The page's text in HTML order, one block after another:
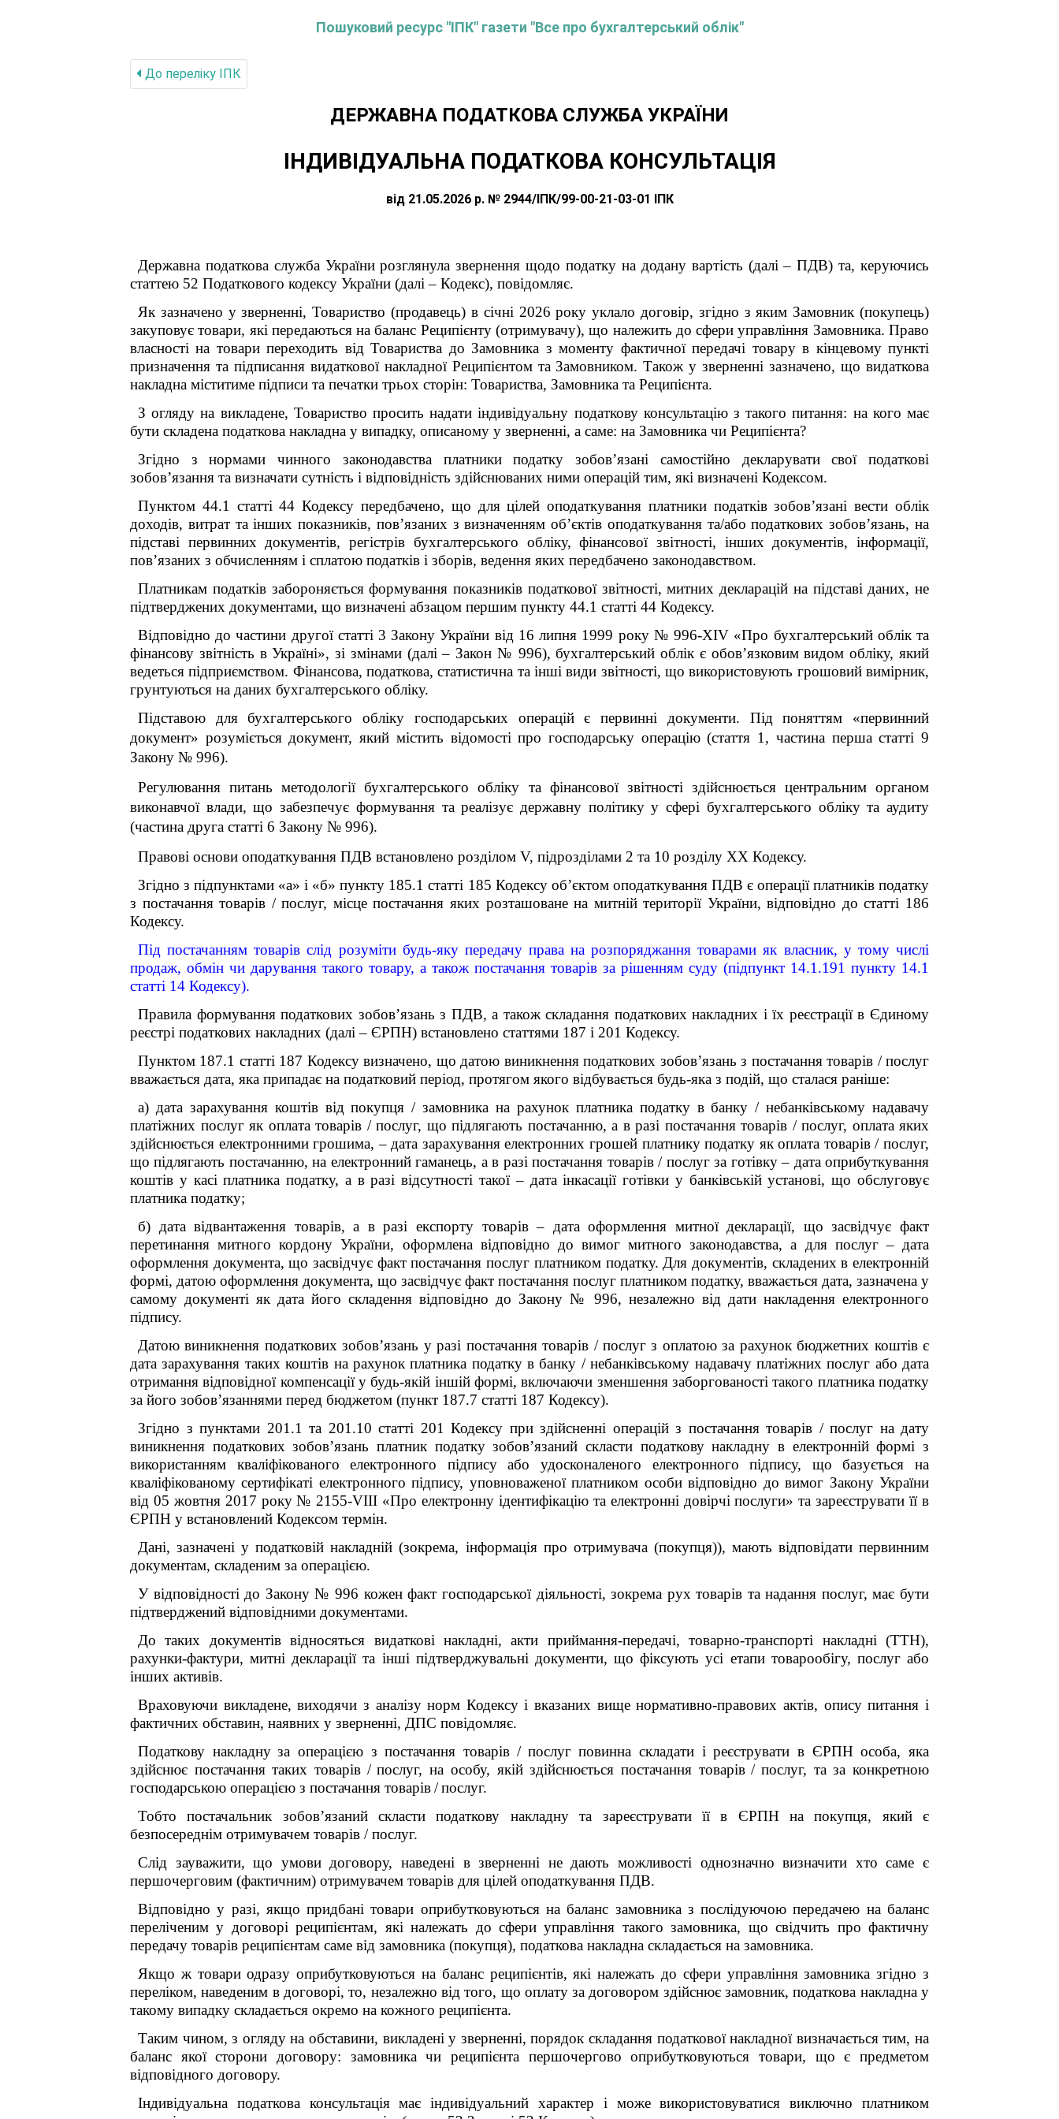
Пошуковий ресурс "ІПК" газети "Все про бухгалтерський облік"
До переліку IПК
ДЕРЖАВНА ПОДАТКОВА СЛУЖБА УКРАЇНИ
ІНДИВІДУАЛЬНА ПОДАТКОВА КОНСУЛЬТАЦІЯ
від 21.05.2026 р. № 2944/ІПК/99-00-21-03-01 ІПК
Державна податкова служба України розглянула звернення щодо податку на додану вартість (далі – ПДВ) та, керуючись
статтею 52 Податкового кодексу України (далі – Кодекс), повідомляє.
Як зазначено у зверненні, Товариство (продавець) в січні 2026 року уклало договір, згідно з яким Замовник (покупець)
закуповує товари, які передаються на баланс Реципієнту (отримувачу), що належить до сфери управління Замовника. Право
власності на товари переходить від Товариства до Замовника з моменту фактичної передачі товару в кінцевому пункті
призначення та підписання видаткової накладної Реципієнтом та Замовником. Також у зверненні зазначено, що видаткова
накладна міститиме підписи та печатки трьох сторін: Товариства, Замовника та Реципієнта.
З огляду на викладене, Товариство просить надати індивідуальну податкову консультацію з такого питання: на кого має
бути складена податкова накладна у випадку, описаному у зверненні, а саме: на Замовника чи Реципієнта?
Згідно з нормами чинного законодавства платники податку зобов’язані самостійно декларувати свої податкові
зобов’язання та визначати сутність і відповідність здійснюваних ними операцій тим, які визначені Кодексом.
Пунктом 44.1 статті 44 Кодексу передбачено, що для цілей оподаткування платники податків зобов’язані вести облік
доходів, витрат та інших показників, пов’язаних з визначенням об’єктів оподаткування та/або податкових зобов’язань, на
підставі первинних документів, регістрів бухгалтерського обліку, фінансової звітності, інших документів, інформації,
пов’язаних з обчисленням і сплатою податків і зборів, ведення яких передбачено законодавством.
Платникам податків забороняється формування показників податкової звітності, митних декларацій на підставі даних, не
підтверджених документами, що визначені абзацом першим пункту 44.1 статті 44 Кодексу.
Відповідно до частини другої статті 3 Закону України від 16 липня 1999 року № 996-XIV «Про бухгалтерський облік та
фінансову звітність в Україні», зі змінами (далі – Закон № 996), бухгалтерський облік є обов’язковим видом обліку, який
ведеться підприємством. Фінансова, податкова, статистична та інші види звітності, що використовують грошовий вимірник,
грунтуються на даних бухгалтерського обліку.
Підставою для бухгалтерського обліку господарських операцій є первинні документи. Під поняттям «первинний
документ» розуміється документ, який містить відомості про господарську операцію (стаття 1, частина перша статті 9
Закону № 996).
Регулювання питань методології бухгалтерського обліку та фінансової звітності здійснюється центральним органом
виконавчої влади, що забезпечує формування та реалізує державну політику у сфері бухгалтерського обліку та аудиту
(частина друга статті 6 Закону № 996).
Правові основи оподаткування ПДВ встановлено розділом V, підрозділами 2 та 10 розділу XX Кодексу.
Згідно з підпунктами «а» і «б» пункту 185.1 статті 185 Кодексу об’єктом оподаткування ПДВ є операції платників податку
з постачання товарів / послуг, місце постачання яких розташоване на митній території України, відповідно до статті 186
Кодексу.
Під постачанням товарів слід розуміти будь-яку передачу права на розпоряджання товарами як власник, у тому числі
продаж, обмін чи дарування такого товару, а також постачання товарів за рішенням суду (підпункт 14.1.191 пункту 14.1
статті 14 Кодексу).
Правила формування податкових зобов’язань з ПДВ, а також складання податкових накладних і їх реєстрації в Єдиному
реєстрі податкових накладних (далі – ЄРПН) встановлено статтями 187 і 201 Кодексу.
Пунктом 187.1 статті 187 Кодексу визначено, що датою виникнення податкових зобов’язань з постачання товарів / послуг
вважається дата, яка припадає на податковий період, протягом якого відбувається будь-яка з подій, що сталася раніше:
а) дата зарахування коштів від покупця / замовника на рахунок платника податку в банку / небанківському надавачу
платіжних послуг як оплата товарів / послуг, що підлягають постачанню, а в разі постачання товарів / послуг, оплата яких
здійснюється електронними грошима, – дата зарахування електронних грошей платнику податку як оплата товарів / послуг,
що підлягають постачанню, на електронний гаманець, а в разі постачання товарів / послуг за готівку – дата оприбуткування
коштів у касі платника податку, а в разі відсутності такої – дата інкасації готівки у банківській установі, що обслуговує
платника податку;
б) дата відвантаження товарів, а в разі експорту товарів – дата оформлення митної декларації, що засвідчує факт
перетинання митного кордону України, оформлена відповідно до вимог митного законодавства, а для послуг – дата
оформлення документа, що засвідчує факт постачання послуг платником податку. Для документів, складених в електронній
формі, датою оформлення документа, що засвідчує факт постачання послуг платником податку, вважається дата, зазначена у
самому документі як дата його складення відповідно до Закону № 996, незалежно від дати накладення електронного
підпису.
Датою виникнення податкових зобов’язань у разі постачання товарів / послуг з оплатою за рахунок бюджетних коштів є
дата зарахування таких коштів на рахунок платника податку в банку / небанківському надавачу платіжних послуг або дата
отримання відповідної компенсації у будь-якій іншій формі, включаючи зменшення заборгованості такого платника податку
за його зобов’язаннями перед бюджетом (пункт 187.7 статті 187 Кодексу).
Згідно з пунктами 201.1 та 201.10 статті 201 Кодексу при здійсненні операцій з постачання товарів / послуг на дату
виникнення податкових зобов’язань платник податку зобов’язаний скласти податкову накладну в електронній формі з
використанням кваліфікованого електронного підпису або удосконаленого електронного підпису, що базується на
кваліфікованому сертифікаті електронного підпису, уповноваженої платником особи відповідно до вимог Закону України
від 05 жовтня 2017 року № 2155-VIII «Про електронну ідентифікацію та електронні довірчі послуги» та зареєструвати її в
ЄРПН у встановлений Кодексом термін.
Дані, зазначені у податковій накладній (зокрема, інформація про отримувача (покупця)), мають відповідати первинним
документам, складеним за операцією.
У відповідності до Закону № 996 кожен факт господарської діяльності, зокрема рух товарів та надання послуг, має бути
підтверджений відповідними документами.
До таких документів відносяться видаткові накладні, акти приймання-передачі, товарно-транспорті накладні (ТТН),
рахунки-фактури, митні декларації та інші підтверджувальні документи, що фіксують усі етапи товарообігу, послуг або
інших активів.
Враховуючи викладене, виходячи з аналізу норм Кодексу і вказаних вище нормативно-правових актів, опису питання і
фактичних обставин, наявних у зверненні, ДПС повідомляє.
Податкову накладну за операцією з постачання товарів / послуг повинна складати і реєструвати в ЄРПН особа, яка
здійснює постачання таких товарів / послуг, на особу, якій здійснюється постачання товарів / послуг, та за конкретною
господарською операцією з постачання товарів/послуг.
Тобто постачальник зобов’язаний скласти податкову накладну та зареєструвати її в ЄРПН на покупця, який є
безпосереднім отримувачем товарів / послуг.
Слід зауважити, що умови договору, наведені в зверненні не дають можливості однозначно визначити хто саме є
першочерговим (фактичним) отримувачем товарів для цілей оподаткування ПДВ.
Відповідно у разі, якщо придбані товари оприбутковуються на баланс замовника зпослідуючою передачею на баланс
переліченим у договорі реципієнтам, які належать до сфери управління такого замовника, що свідчить про фактичну
передачу товарів реципієнтам саме від замовника (покупця), податкова накладна складається на замовника.
Якщо ж товари одразу оприбутковуються на баланс реципієнтів, які належать до сфери управління замовника згідно з
переліком, наведеним в договорі, то, незалежно від того, що оплату за договором здійснює замовник, податкова накладна у
такому випадку складається окремо на кожного реципієнта.
Таким чином, з огляду на обставини, викладені у зверненні, порядок складання податкової накладної визначається тим, на
баланс якої сторони договору: замовника чи реципієнта першочергово оприбутковуються товари, що є предметом
відповідного договору.
Індивідуальна податкова консультація має індивідуальний характер і може використовуватися виключно платником